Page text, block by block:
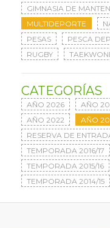
GIMNASIA DE
MULTIDEPORTE
PESAS
PESCA
RUGBY
CATEGORÍAS
AÑO 2026 AÑO
AÑO 2022
AÑO
RESERVA DE
TEMPORADA 2016/17
TEMPORADA 2015/16
TEMPORADA 2014/15